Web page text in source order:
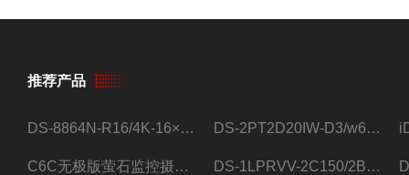
推荐产品
DS-8864N-R16/4K-16×4T/希捷16盘位录像机 DS-2PT2D20IW-D3/w64路高清硬盘录像机
C6C无极版萤石监控摄像头 DS-1LPRVV-2C150/2B监控室外夜视高清电源线护套线200米/卷